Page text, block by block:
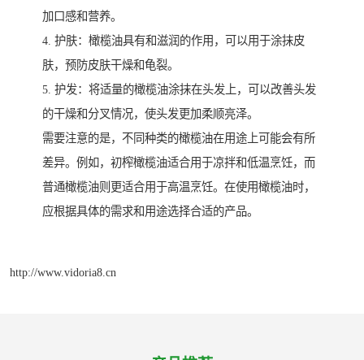
加口感和营养。
4. 护肤：橄榄油具有和滋润的作用，可以用于涂抹皮
肤，预防皮肤干燥和龟裂。
5. 护发：将适量的橄榄油涂抹在头发上，可以改善头发
的干燥和分叉情况，使头发更加柔顺亮泽。
需要注意的是，不同种类的橄榄油在用途上可能会有所
差异。例如，初榨橄榄油适合用于凉拌和低温烹饪，而
普通橄榄油则更适合用于高温烹饪。在使用橄榄油时，
应根据具体的需求和用途选择合适的产品。
http://www.vidoria8.cn